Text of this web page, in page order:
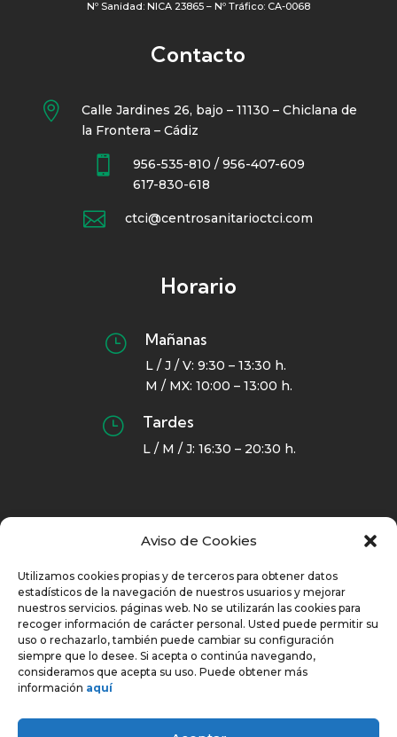
Aviso de Cookies
Utilizamos cookies propias y de terceros para obtener datos
estadísticos de la navegación de nuestros usuarios y mejorar
nuestros servicios. páginas web. No se utilizarán las cookies para
recoger información de carácter personal. Usted puede permitir su
uso o rechazarlo, también puede cambiar su configuración
siempre que lo desee. Si acepta o continúa navegando,
consideramos que acepta su uso. Puede obtener más
información aquí
Nº Sanidad: NICA 23865 – Nº Tráfico: CA-0068
Contacto

Calle Jardines 26, bajo – 11130 – Chiclana de
la Frontera – Cádiz

956-535-810 / 956-407-609
617-830-618
 ctci@centrosanitarioctci.com
Horario
} Mañanas
L / J / V: 9:30 – 13:30 h.
M / MX: 10:00 – 13:00 h.
} Tardes
L / M / J: 16:30 – 20:30 h.
Navegación
INICIO
SOBRE CTCI
CERTIFICADOS MÉDICOS – TARIFAS
CONTACTO